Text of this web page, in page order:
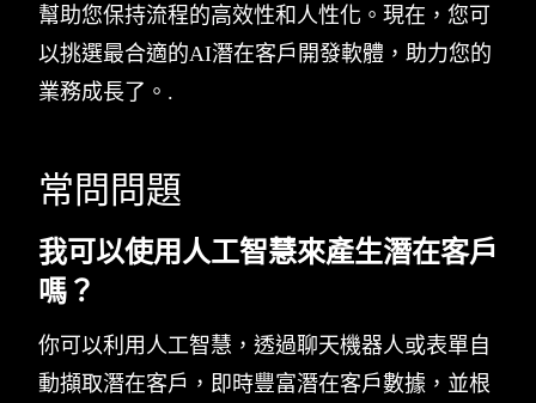
幫助您保持流程的高效性和人性化。現在，您可
以挑選最合適的AI潛在客戶開發軟體，助力您的
業務成長了。.
常問問題
我可以使用人工智慧來產生潛在客戶
嗎？
你可以利用人工智慧，透過聊天機器人或表單自
動擷取潛在客戶，即時豐富潛在客戶數據，並根